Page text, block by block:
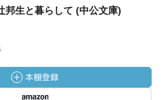
邦生と暮らして (中公文庫)